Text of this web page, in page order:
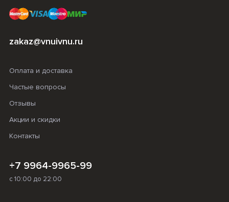
zakaz@vnuivnu.ru
Оплата и доставка
Частые вопросы
Отзывы
Акции и скидки
Контакты
+7 9964-9965-99
с 10:00 до 22:00